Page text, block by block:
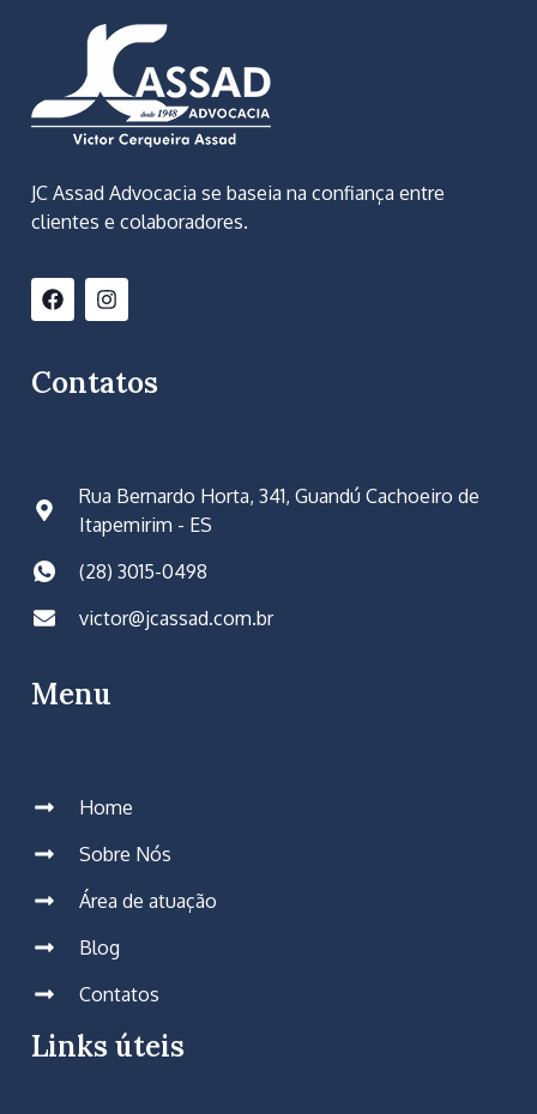
JC Assad Advocacia se baseia na confiança entre
clientes e colaboradores.
Contatos
Rua Bernardo Horta, 341, Guandú Cachoeiro de
Itapemirim - ES
(28) 3015-0498
victor@jcassad.com.br
Menu
Home
Sobre Nós
Área de atuação
Blog
Contatos
Links úteis